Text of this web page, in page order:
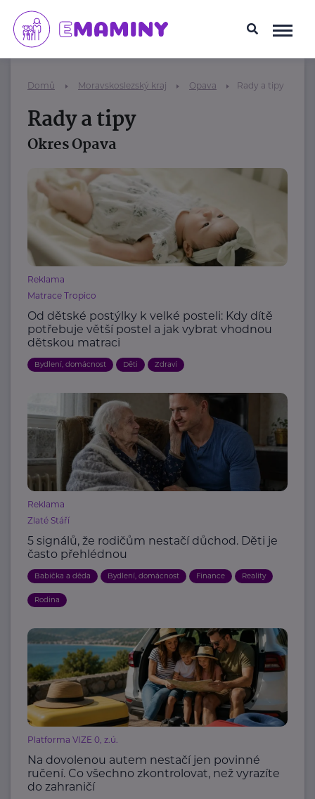
Domů Moravskoslezský kraj Opava Rady a tipy
Rady a tipy
Okres Opava
Reklama
Matrace Tropico
Od dětské postýlky k velké posteli: Kdy dítě
potřebuje větší postel a jak vybrat vhodnou
dětskou matraci
Bydlení, domácnost Děti Zdraví
Reklama
Zlaté Stáří
5 signálů, že rodičům nestačí důchod. Děti je
často přehlédnou
Babička a děda Bydlení, domácnost Finance Reality
Rodina
Platforma VIZE 0, z.ú.
Na dovolenou autem nestačí jen povinné
ručení. Co všechno zkontrolovat, než vyrazíte
do zahraničí